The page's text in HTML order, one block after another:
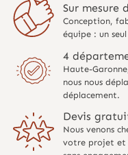
Sur mesure
Conception,
équipe : un
4
Haute-
nous nous
déplacement.
Devis
Nous venons
votre projet et